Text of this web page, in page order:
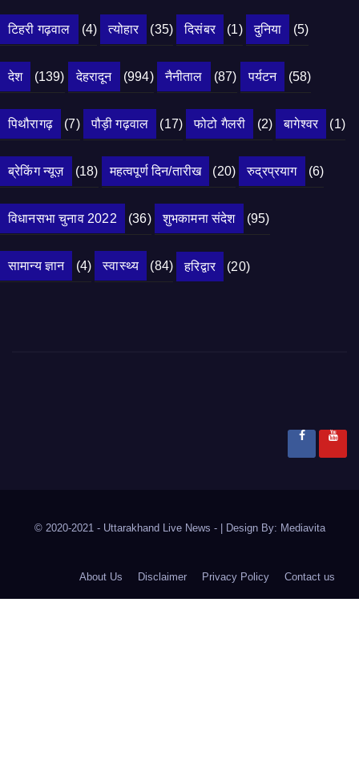
टिहरी गढ़वाल (4) त्योहार (35) दिसंबर (1) दुनिया (5)
देश (139) देहरादून (994) नैनीताल (87) पर्यटन (58)
पिथौरागढ़ (7) पौड़ी गढ़वाल (17) फोटो गैलरी (2) बागेश्वर (1)
ब्रेकिंग न्यूज़ (18) महत्वपूर्ण दिन/तारीख (20) रुद्रप्रयाग (6)
विधानसभा चुनाव 2022 (36) शुभकामना संदेश (95)
सामान्य ज्ञान (4) स्वास्थ्य (84) हरिद्वार (20)
© 2020-2021 - Uttarakhand Live News - | Design By: Mediavita
About Us Disclaimer Privacy Policy Contact us